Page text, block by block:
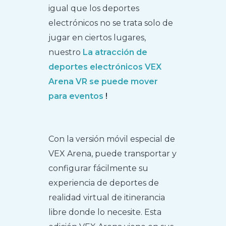
igual que los deportes
electrónicos no se trata solo de
jugar en ciertos lugares,
nuestro La atracción de
deportes electrónicos VEX
Arena VR se puede mover
para eventos !
Con la versión móvil especial de
VEX Arena, puede transportar y
configurar fácilmente su
experiencia de deportes de
realidad virtual de itinerancia
libre donde lo necesite. Esta